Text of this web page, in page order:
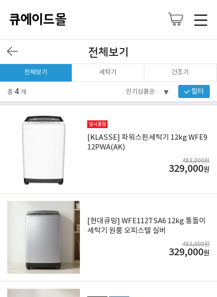
전체보기
전체보기 세탁기 건조기
총 4 개 필터
일시품절
[KLASSE] 파워스핀세탁기 12kg WFE9
12PWA(AK)
483,000원
329,000원
[현대큐밍] WFE112TSA6 12kg 통돌이
세탁기 원룸 오피스텔 실버
483,000원
329,000원